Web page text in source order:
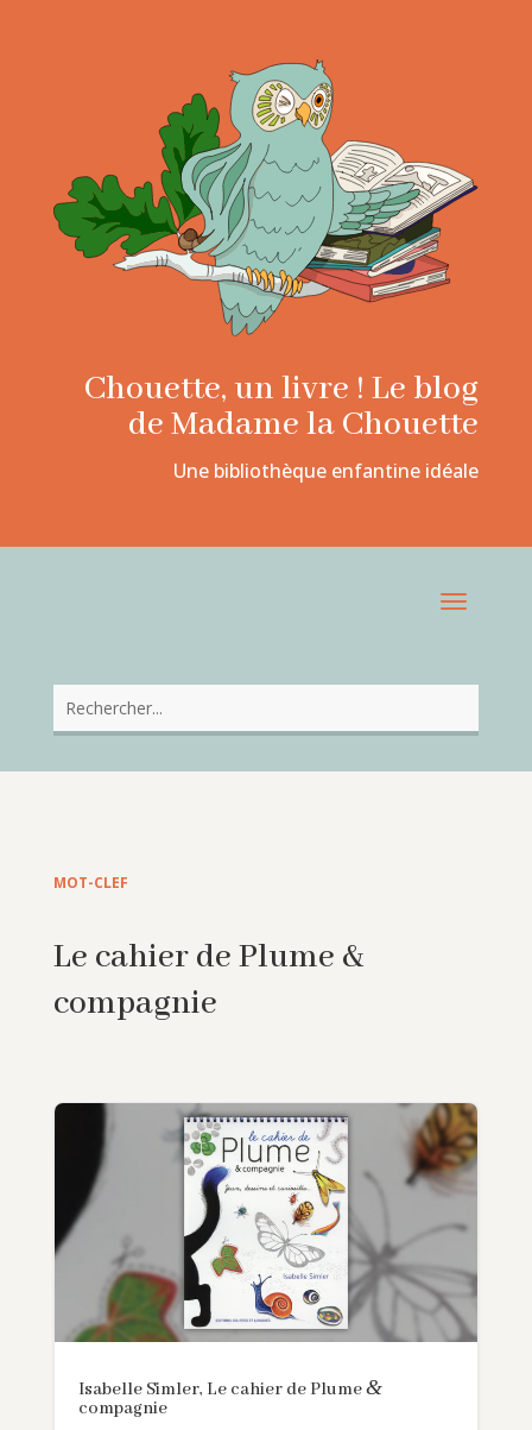
Chouette, un livre ! Le blog
de Madame la Chouette
Une bibliothèque enfantine idéale
MOT-CLEF
Le cahier de Plume &
compagnie
Isabelle Simler, Le cahier de Plume&
compagnie